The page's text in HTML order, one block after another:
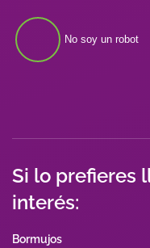
No soy un robot
Si lo prefieres
interés:
Bormujos